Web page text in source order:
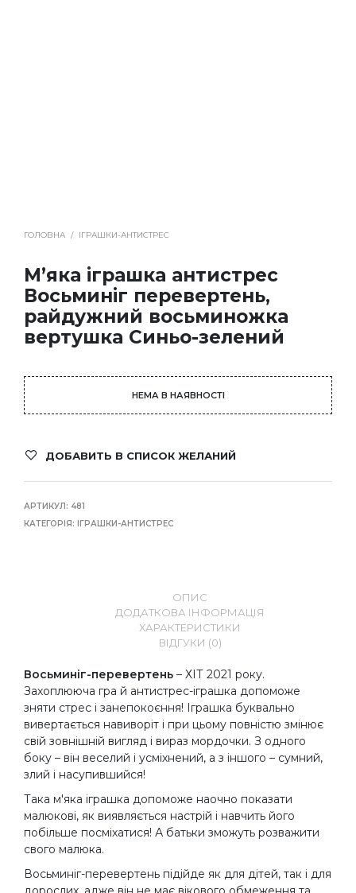
ГОЛОВНА / ІГРАШКИ-АНТИСТРЕС
М’яка іграшка антистрес
Восьминіг перевертень,
райдужний восьминожка
вертушка Синьо-зелений
НЕМА В НАЯВНОСТІ
ДОБАВИТЬ В СПИСОК ЖЕЛАНИЙ
АРТИКУЛ: 481
КАТЕГОРІЯ: ІГРАШКИ-АНТИСТРЕС
ОПИС
ДОДАТКОВА ІНФОРМАЦІЯ
ХАРАКТЕРИСТИКИ
ВІДГУКИ (0)
Восьминіг-перевертень – ХІТ 2021 року.
Захоплююча гра й антистрес-іграшка допоможе
зняти стрес і занепокоєння! Іграшка буквально
вивертається навиворіт і при цьому повністю змінює
свій зовнішній вигляд і вираз мордочки. З одного
боку – він веселий і усміхнений, а з іншого – сумний,
злий і насупившийся!
Така м'яка іграшка допоможе наочно показати
малюкові, як виявляється настрій і навчить його
побільше посміхатися! А батьки зможуть розважити
свого малюка.
Восьминіг-перевертень підійде як для дітей, так і для